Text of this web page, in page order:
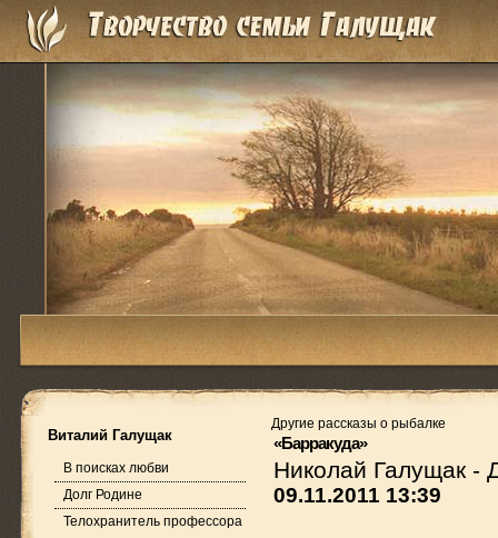
Виталий Галущак
В поисках любви
Долг Родине
Телохранитель профессора
Другие рассказы о рыбалке
«Барракуда»
Николай Галущак -
09.11.2011 13:39